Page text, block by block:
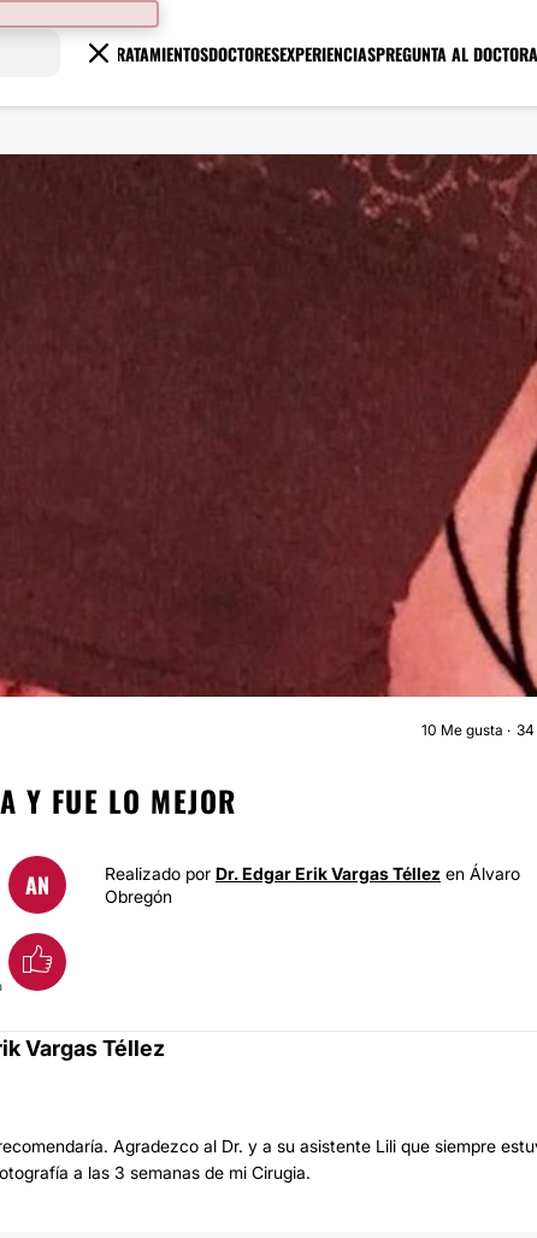
TRATAMIENTOSDOCTORESEXPERIENCIASPREGUNTA AL DOCTOR
10 Me gusta 34
Y FUE LO MEJOR
AN Realizado por Dr. Edgar Erik Vargas Téllez en Álvaro
Obregón
Vargas Téllez
Agradezco al Dr. y a su asistente Lili que siempre
a las 3 semanas de mi Cirugia.